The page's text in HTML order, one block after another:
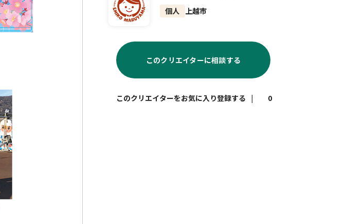
個人 上越市
このクリエイターに相談する
| 0